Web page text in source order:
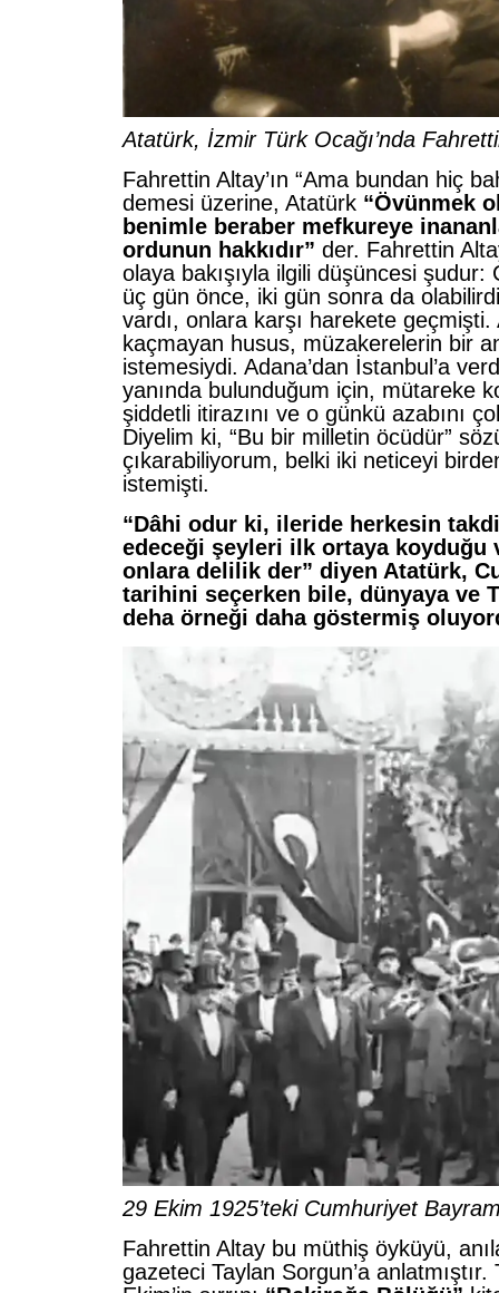
Atatürk, İzmir Türk Ocağı’nda
Fahrettin Altay’ın “Ama bundan hiç
demesi üzerine, Atatürk “Övünmek
benimle beraber mefkureye
ordunun hakkıdır” der. Fahrettin
olaya bakışıyla ilgili düşüncesi şudur:
üç gün önce, iki gün sonra da
vardı, onlara karşı harekete
kaçmayan husus, müzakerelerin bir
istemesiydi. Adana’dan İstanbul’a
yanında bulunduğum için, mütareke
şiddetli itirazını ve o günkü azabını
Diyelim ki, “Bu bir milletin öcüdür”
çıkarabiliyorum, belki iki neticeyi
istemişti.
“Dâhi odur ki, ileride herkesin
edeceği şeyleri ilk ortaya koyduğu
onlara delilik der” diyen Atatürk,
tarihini seçerken bile, dünyaya ve
deha örneği daha göstermiş
29 Ekim 1925’teki Cumhuriyet
Fahrettin Altay bu müthiş öyküyü,
gazeteci Taylan Sorgun’a